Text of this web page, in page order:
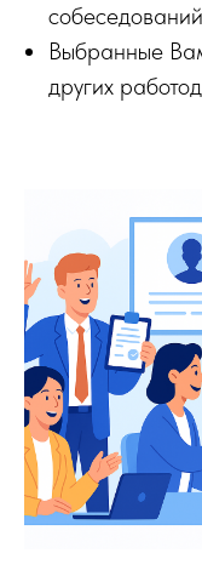
Выбранные
других